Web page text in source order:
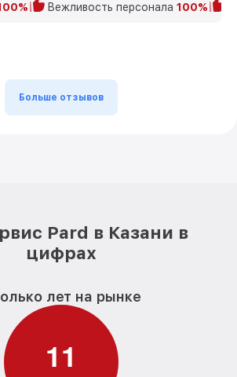
Вежливость персонала 100%
Больше отзывов
Pard в Казани в
цифрах
лет на рынке
11